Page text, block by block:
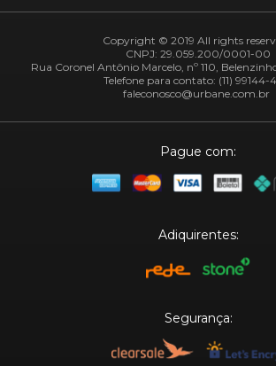
Copyright © 2019 All rights
CNPJ: 29.059.200/0001-00
Rua Coronel Antônio Marcelo, nº 110,
Telefone para contato: (11) 99144-
faleconosco@urbane.com.br
Pague com:
Adiquirentes:
Segurança: